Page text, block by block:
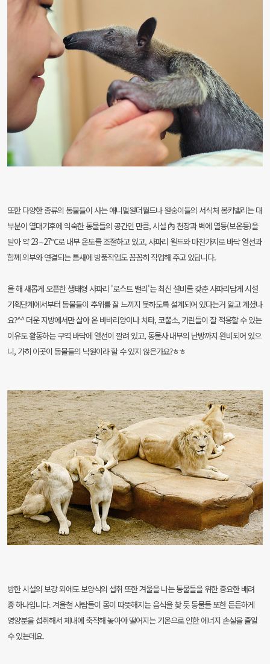
또한 다양한 종류의 동물들이 사는 애니멀원더월드나 원숭이들의 서식처 몽키밸리는 대
부분이 열대기후에 익숙한 동물들의 공간인 만큼, 시설 內 천장과 벽에 열등(보온등)을
달아 약 23∼27℃로 내부 온도를 조절하고 있고, 사파리 월드와 마찬가지로 바닥 열선과
함께 외부와 연결되는 틈새에 방풍작업도 꼼꼼히 작업해 주고 있답니다.
올 해 새롭게 오픈한 생태형 사파리 '로스트 밸리'는 최신 설비를 갖춘 사파리답게 시설
기획단계에서부터 동물들이 추위를 잘 느끼지 못하도록 설계되어 있다는거 알고 계셨나
요?^^ 더운 지방에서만 살아 온 바바리양이나 치타, 코뿔소, 기린들이 잘 적응할 수 있는
이유도 활동하는 구역 바닥에 열선이 깔려 있고, 동물사 내부의 난방까지 완비되어 있으
니, 가히 이곳이 동물들의 낙원이라 할 수 있지 않은가요?ㅎㅎ
방한 시설의 보강 외에도 보양식의 섭취 또한 겨울을 나는 동물들을 위한 중요한 배려
중 하나입니다. 겨울철 사람들이 몸이 따뜻해지는 음식을 찾 듯 동물들 또한 든든하게
영양분을 섭취해서 체내에 축적해 놓아야 떨어지는 기온으로 인한 에너지 손실을 줄일
수 있는데요.